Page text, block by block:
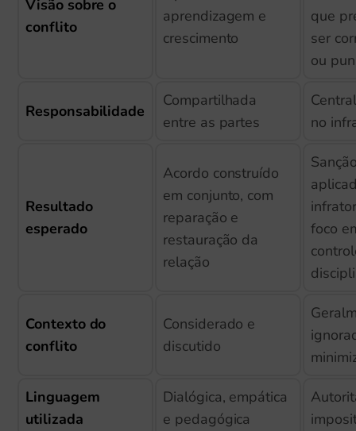
Visão sobre o
conflito
aprendizagem e
crescimento
que
ser
ou
Responsabilidade
Compartilhada
entre as partes
no
Resultado
esperado
Acordo construído
em conjunto, com
reparação e
restauração da
relação
foco
Contexto do
conflito
Considerado e
discutido
Linguagem
utilizada
Dialógica, empática
e pedagógica